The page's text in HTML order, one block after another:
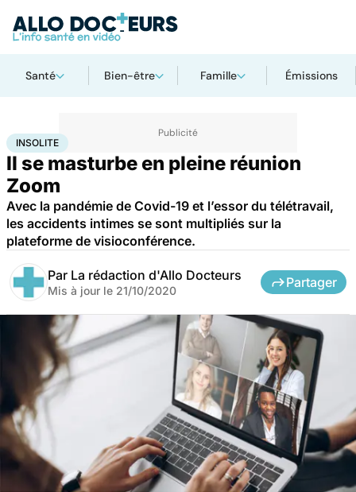
Santé Bien-être Famille Émissions
AccueilSanté
INSOLITE
Il se masturbe en pleine réunion
Zoom
Avec la pandémie de Covid-19 et l’essor du télétravail,
les accidents intimes se sont multipliés sur la
plateforme de visioconférence.
Par La rédaction d'Allo Docteurs
Mis à jour le 21/10/2020
Partager